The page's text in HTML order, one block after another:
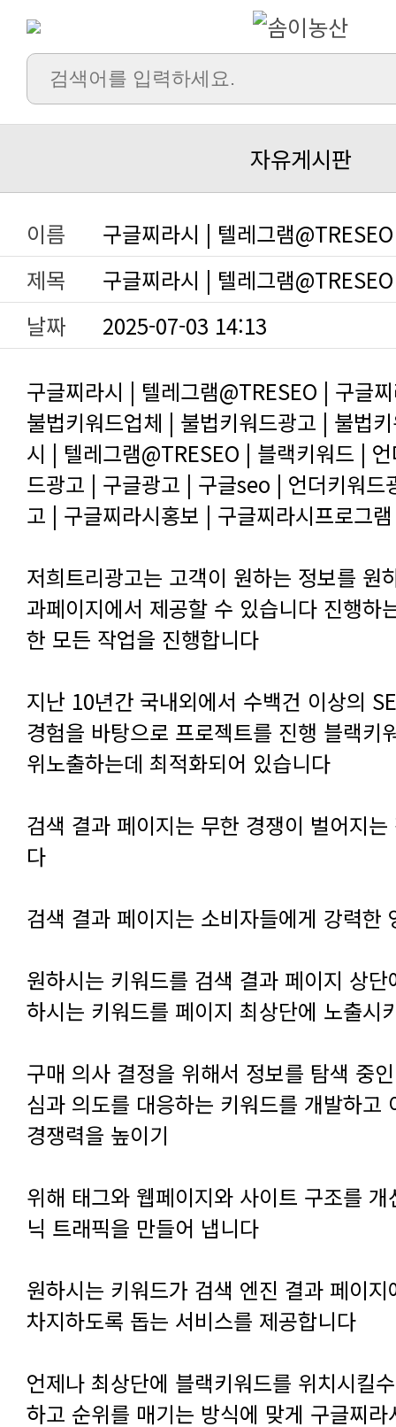
자유게시판
이름
구글찌라시 | 텔레그램@TRESEO
제목
구글찌라시 | 텔레그램
날짜
2025-07-03 14:13
구글찌라시 | 텔레그램@TRESEO | 구글
고 | 구글찌라시홍보 | 구글찌라시프로그
한 모든 작업을 진행합니다
위노출하는데 최적화되어 있습니다
다
검색 결과 페이지는 소비자들에게 강력한
하시는 키워드를 페이지 최상단에 노출시
경쟁력을 높이기
닉 트래픽을 만들어 냅니다
차지하도록 돕는 서비스를 제공합니다